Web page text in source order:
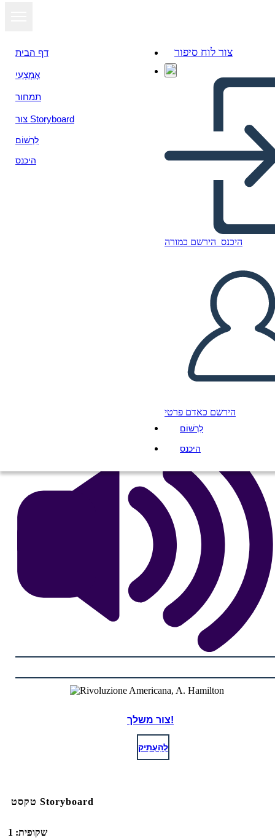
דף הבית
אֶמְצָעִי
תמחור
צור Storyboard
לִרְשׁוֹם
היכנס
צור לוח סיפור
היכנס הירשם כמורה
הירשם כאדם פרטי
לִרְשׁוֹם
היכנס
Rivoluzione Americana, A.
צור משלך!
לְהַעְתִיק
טקסט Storyboard
שקופית: 1